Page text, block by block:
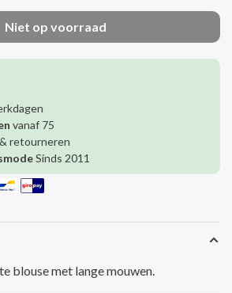
Niet op voorraad
vanaf 75
retourneren
Sinds 2011
blouse met lange mouwen.